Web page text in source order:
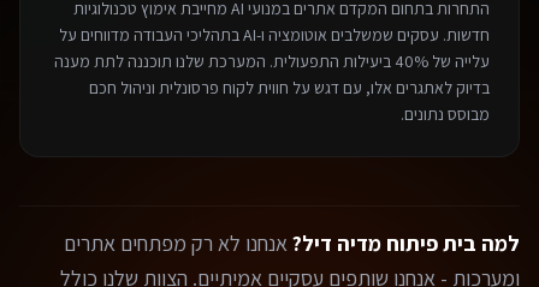
התחרות בתחום המקדם אתרים במנועי AI
מחייבת אימוץ טכנולוגיות
חדשות. עסקים שמשלבים אוטומציה ו-AI בתהליכי העבודה מדווחים על
עלייה של 40% ביעילות התפעולית. המערכת שלנו תוכננה לתת מענה
בדיוק לאתגרים אלו, עם דגש על חווית לקוח פרסונלית וניהול חכם
מבוסס נתונים.
למה בית פיתוח מדיה דיל?אנחנו לא רק מפתחים אתרים
ומערכות - אנחנו שותפים עסקיים אמיתיים. הצוות שלנו כולל